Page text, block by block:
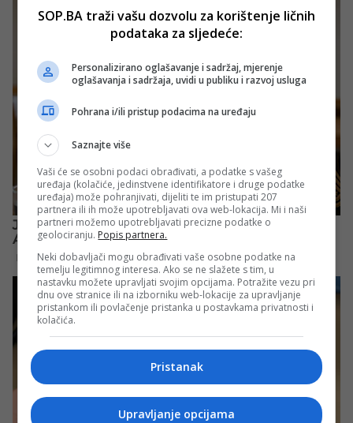
SOP.BA traži vašu dozvolu za korištenje ličnih
podataka za sljedeće:
Personalizirano oglašavanje i sadržaj, mjerenje
oglašavanja i sadržaja, uvidi u publiku i razvoj usluga
Pohrana i/ili pristup podacima na uređaju
Saznajte više
Vaši će se osobni podaci obrađivati, a podatke s vašeg
uređaja (kolačiće, jedinstvene identifikatore i druge podatke
uređaja) može pohranjivati, dijeliti te im pristupati 207
partnera ili ih može upotrebljavati ova web-lokacija. Mi i naši
partneri možemo upotrebljavati precizne podatke o
geolociranju. Popis partnera.
Neki dobavljači mogu obrađivati vaše osobne podatke na
temelju legitimnog interesa. Ako se ne slažete s tim, u
nastavku možete upravljati svojim opcijama. Potražite vezu pri
dnu ove stranice ili na izborniku web-lokacije za upravljanje
pristankom ili povlačenje pristanka u postavkama privatnosti i
kolačića.
Pristanak
Upravljanje opcijama